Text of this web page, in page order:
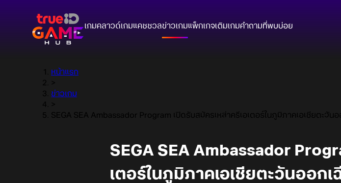
เกมคลาวด์เกมแคชชวลข่าวเกมแพ็กเกจเติมเกมคำถามที่พบบ่อย
หน้าแรก
>
ข่าวเกม
>
SEGA SEA Ambassador Program เปิดรับสมัครเหล่าครีเอเตอร์ในภูมิภาคเอเชียตะวัน
SEGA SEA Ambassador
เตอร์ในภูมิภาคเอเชียตะวันออก